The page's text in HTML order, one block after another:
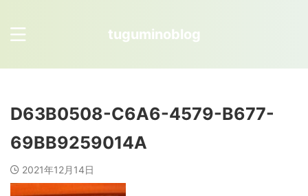
tuguminoblog
D63B0508-C6A6-4579-B677-
69BB9259014A
2021年12月14日